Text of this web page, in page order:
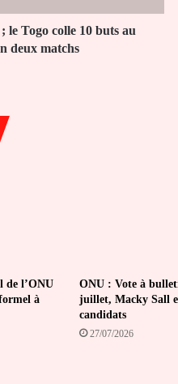
le Togo colle 10 buts au
deux matchs
de l’ONU
à
ONU : Vote à
juillet, Macky Sall
candidats
27/07/2026